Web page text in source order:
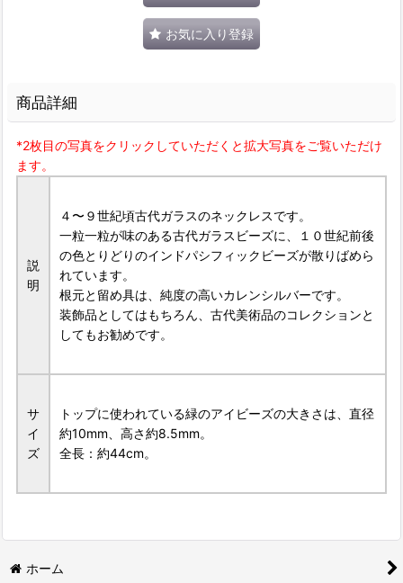
お気に入り登録
商品詳細
*2枚目の写真をクリックしていただくと拡大写真をご覧いただけ
ます。
説
明
４〜９世紀頃古代ガラスのネックレスです。
一粒一粒が味のある古代ガラスビーズに、１０世紀前後
の色とりどりのインドパシフィックビーズが散りばめら
れています。
根元と留め具は、純度の高いカレンシルバーです。
装飾品としてはもちろん、古代美術品のコレクションと
してもお勧めです。
サ
イ
ズ
トップに使われている緑のアイビーズの大きさは、直径
約10mm、高さ約8.5mm。
全長：約44cm。
ホーム